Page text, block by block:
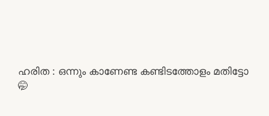
ഹരിത : ഒന്നും കാണേണ്ട കണ്ടിടത്തോളം മതിട്ടോ
🤭